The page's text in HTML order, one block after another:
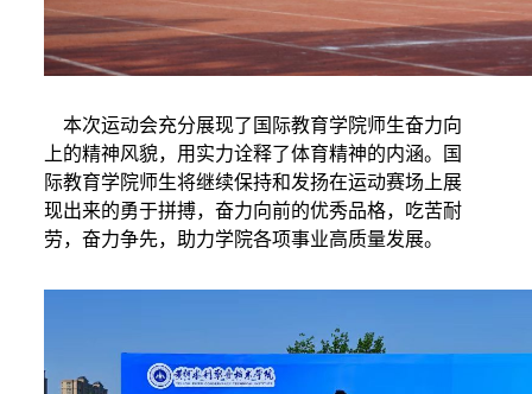
本次运动会充分展现了国际教育学院师生奋力向
上的精神风貌，用实力诠释了体育精神的内涵。国
际教育学院师生将继续保持和发扬在运动赛场上展
现出来的勇于拼搏，奋力向前的优秀品格，吃苦耐
劳，奋力争先，助力学院各项事业高质量发展。